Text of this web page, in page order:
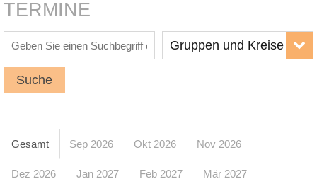
TERMINE
Gruppen und Kreise
Suche
Gesamt Sep 2026 Okt 2026 Nov 2026
Dez 2026 Jan 2027 Feb 2027 Mär 2027